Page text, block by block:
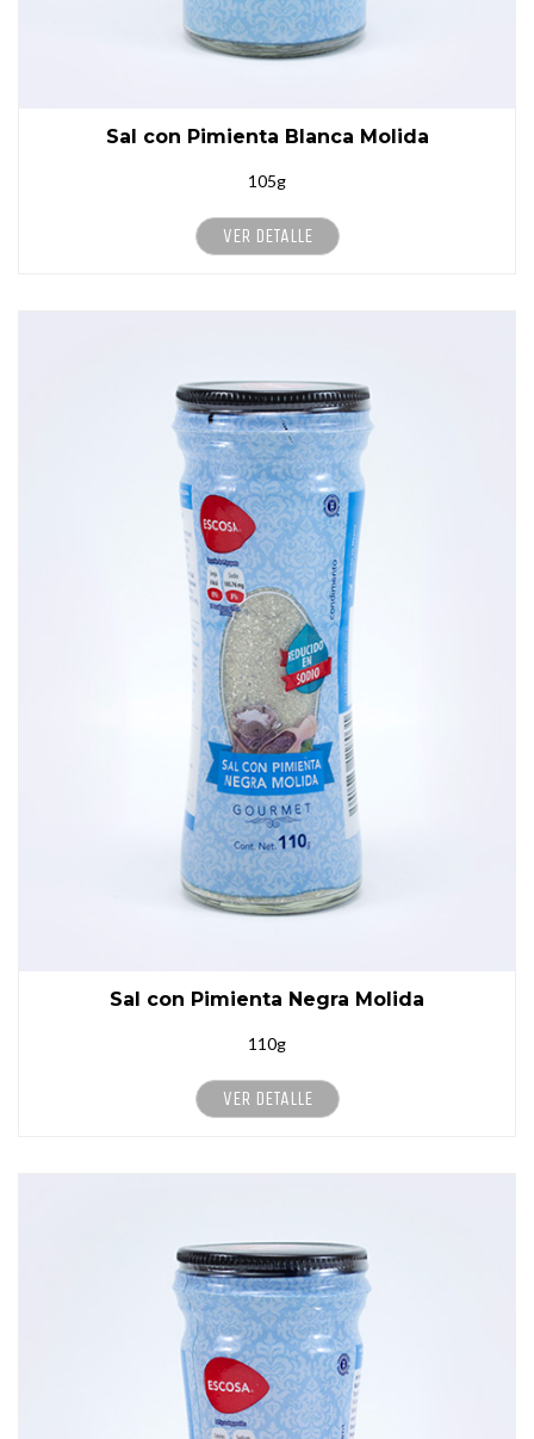
Sal con Pimienta Blanca Molida
105g
VER DETALLE
Sal con Pimienta Negra Molida
110g
VER DETALLE